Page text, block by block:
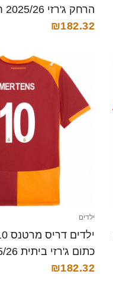
הרחק ג'רזי 2025/26 חולצה קצרה
₪182.32
ילדים
קצרה
₪182.32